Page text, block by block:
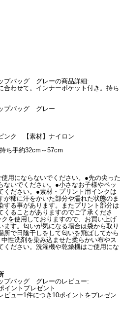
プバッグ グレーの商品詳細:
合わせて。インナーポケット付き。持ち
プバッグ グレー
ンク 【素材】ナイロン
ち手約32cm～57cm
用にならないでください。●先の尖った
ないでください。●小さなお子様やペッ
ください。●素材・プリント用インクは
稀に汗をかいた部分や濡れた状態のま
する事があります。またプリント部分は
ることがありますのでご了承くださ
を使用しておりますので、お買い上げ
す。匂いが気になる場合は袋から取り
で日陰干しをして匂いを飛ばしてから
性洗剤を染み込ませた柔らかい布やス
ください。洗濯機や乾燥機はご使用にな
プバッグ グレーのレビュー:
イントプレゼント
ビュー1件につき10ポイントをプレゼン